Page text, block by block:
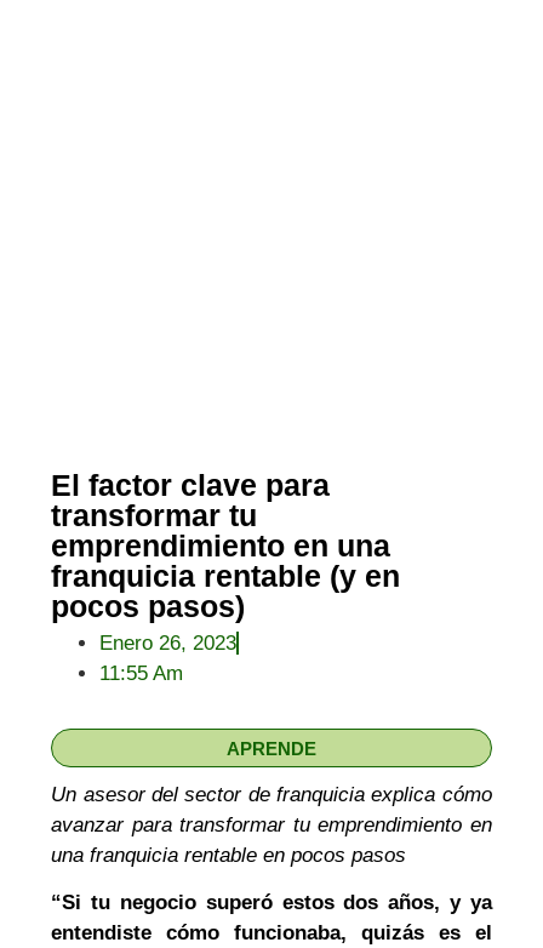
El factor clave para
transformar tu
emprendimiento en una
franquicia rentable (y en
pocos pasos)
Enero 26, 2023
11:55 Am
APRENDE
Un asesor del sector de franquicia explica cómo
avanzar para transformar tu emprendimiento en
una franquicia rentable en pocos pasos
“Si tu negocio superó estos dos años, y ya
entendiste cómo funcionaba, quizás es el